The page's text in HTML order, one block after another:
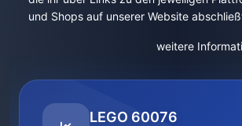
und Shops auf unserer Website
weitere
LEGO 60076